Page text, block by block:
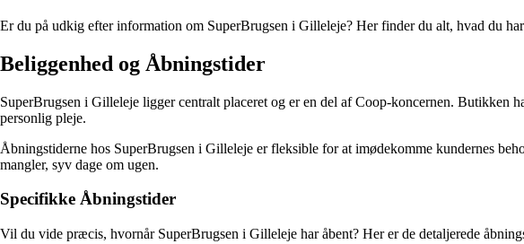
Er du på udkig efter information om SuperBrugsen i Gilleleje? Her finder du alt, hvad du
Beliggenhed og Åbningstider
SuperBrugsen i Gilleleje ligger centralt placeret og er en del af Coop-koncernen.
personlig pleje.
Åbningstiderne hos SuperBrugsen i Gilleleje er fleksible for at imødekomme kundernes
mangler, syv dage om ugen.
Specifikke Åbningstider
Vil du vide præcis, hvornår SuperBrugsen i Gilleleje har åbent? Her er de detaljerede